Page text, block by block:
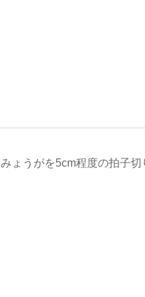
みょうがを5cm程度の拍子切